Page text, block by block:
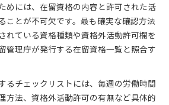
めには、在留資格の内容と許可された活
ことが不可欠です。最も確実な確認方法
れている資格種類や資格外活動許可欄を
管理庁が発行する在留資格一覧と照合す
るチェックリストには、毎週の労働時間
方法、資格外活動許可の有無など具体的